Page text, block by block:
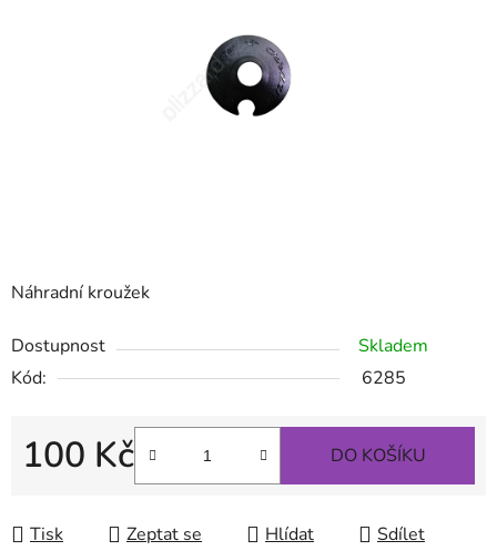
Náhradní kroužek
Dostupnost
Skladem
Kód:
6285
100 Kč DO KOŠÍKU
Tisk Zeptat se Hlídat Sdílet